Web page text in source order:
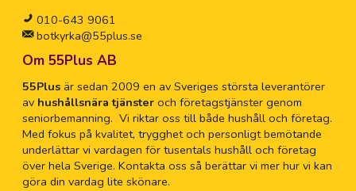
010-643 9061
botkyrka@55plus.se
Om 55Plus AB
55Plusär sedan 2009 en av Sveriges största leverantörer
av hushållsnära tjänsteroch företagstjänster genom
seniorbemanning. Vi riktar oss till både hushåll och företag.
Med fokus på kvalitet, trygghet och personligt bemötande
underlättar vi vardagen för tusentals hushåll och företag
över hela Sverige. Kontakta oss så berättar vi mer hur vi kan
göra din vardag lite skönare.